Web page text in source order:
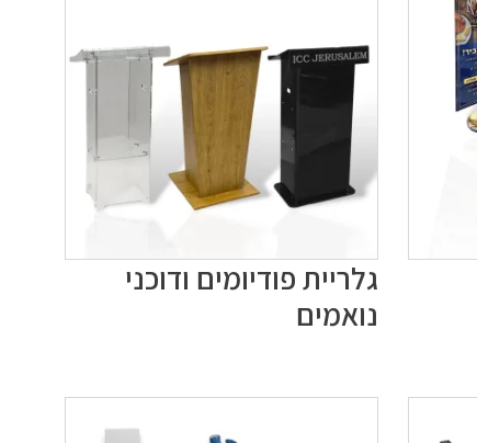
גלריית פודיומים ודוכני
נואמים